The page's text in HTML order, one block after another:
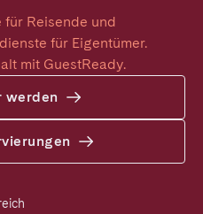
Reisende und
für Eigentümer.
mit GuestReady.
werden